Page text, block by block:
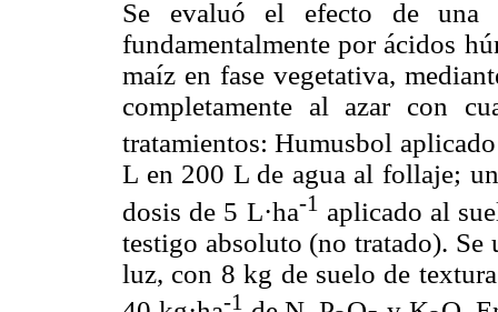
Se evaluó el efecto de una
fundamentalmente por ácidos
maíz en fase vegetativa,
completamente al azar con
tratamientos: Humusbol
L en 200 L de agua al follaje;
dosis de 5 L·ha-1 aplicado al
testigo absoluto (no tratado).
luz, con 8 kg de suelo de
-1